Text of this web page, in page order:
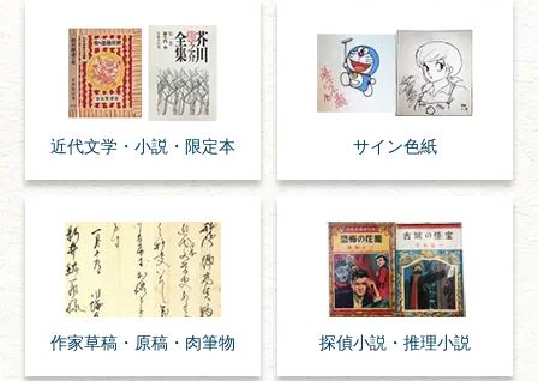
近代文学・ 小説・限定本 サイン色紙
作家草稿・原稿・ 肉筆物 探偵小説・ 推理小説